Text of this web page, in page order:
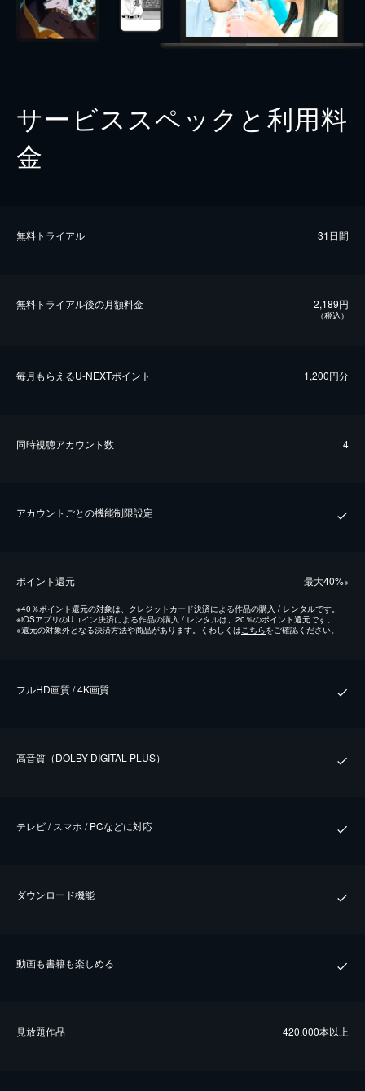
サービススペックと利用料
金
無料トライアル 31日間
無料トライアル後の⽉額料金 2,189円
（税込）
毎⽉もらえるU-NEXTポイント 1,200円分
同時視聴アカウント数 4
アカウントごとの機能制限設定
ポイント還元 最⼤40%※
※40％ポイント還元の対象は、クレジットカード決済による作品の購入 / レンタルです。
※iOSアプリのUコイン決済による作品の購入 / レンタルは、20％のポイント還元です。
※還元の対象外となる決済方法や商品があります。くわしくはこちらをご確認ください。
フルHD画質 / 4K画質
⾼⾳質（DOLBY DIGITAL PLUS）
テレビ / スマホ / PCなどに対応
ダウンロード機能
動画も書籍も楽しめる
⾒放題作品 420,000本以上